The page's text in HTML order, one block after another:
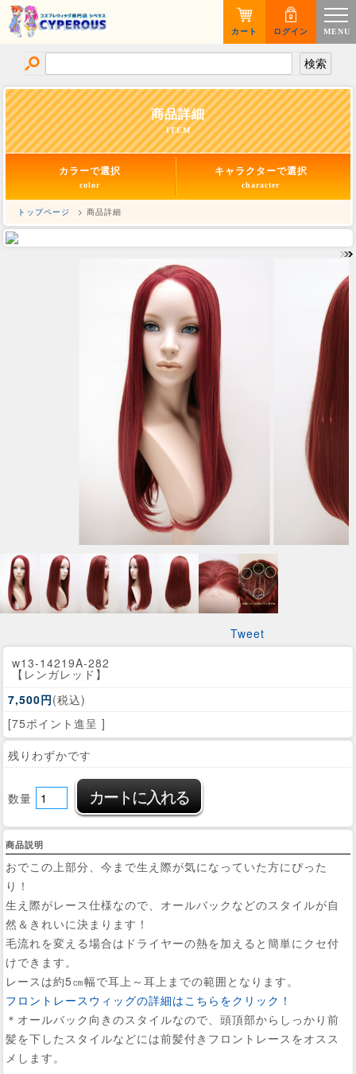
MENU
ログイン
カート
商品詳細
ITEM
カラーで選択
color
キャラクターで選択
character
トップページ > 商品詳細
Tweet
w13-14219A-282
【レンガレッド】
7,500円(税込)
[75ポイント進呈 ]
残りわずかです
数量
商品説明
おでこの上部分、今まで生え際が気になっていた方にぴった
り！
生え際がレース仕様なので、オールバックなどのスタイルが自
然＆きれいに決まります！
毛流れを変える場合はドライヤーの熱を加えると簡単にクセ付
けできます。
レースは約5㎝幅で耳上～耳上までの範囲となります。
フロントレースウィッグの詳細はこちらをクリック！
＊オールバック向きのスタイルなので、頭頂部からしっかり前
髪を下したスタイルなどには前髪付きフロントレースをオスス
メします。